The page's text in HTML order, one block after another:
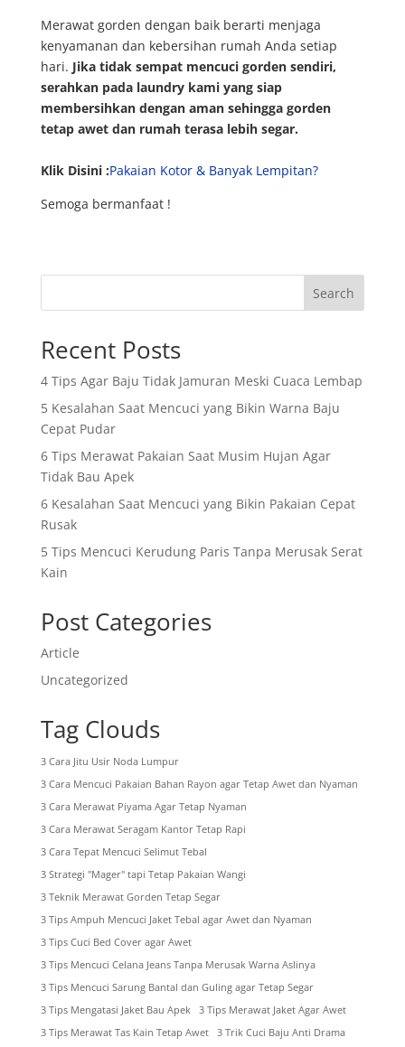
Merawat gorden dengan baik berarti menjaga
kenyamanan dan kebersihan rumah Anda setiap
hari. Jika tidak sempat mencuci gorden sendiri,
serahkan pada laundry kami yang siap
membersihkan dengan aman sehingga gorden
tetap awet dan rumah terasa lebih segar.
Klik Disini :Pakaian Kotor & Banyak Lempitan?
Semoga bermanfaat !
Search
Recent Posts
4 Tips Agar Baju Tidak Jamuran Meski Cuaca Lembap
5 Kesalahan Saat Mencuci yang Bikin Warna Baju
Cepat Pudar
6 Tips Merawat Pakaian Saat Musim Hujan Agar
Tidak Bau Apek
6 Kesalahan Saat Mencuci yang Bikin Pakaian Cepat
Rusak
5 Tips Mencuci Kerudung Paris Tanpa Merusak Serat
Kain
Post Categories
Article
Uncategorized
Tag Clouds
3 Cara Jitu Usir Noda Lumpur
3 Cara Mencuci Pakaian Bahan Rayon agar Tetap Awet dan Nyaman
3 Cara Merawat Piyama Agar Tetap Nyaman
3 Cara Merawat Seragam Kantor Tetap Rapi
3 Cara Tepat Mencuci Selimut Tebal
3 Strategi "Mager" tapi Tetap Pakaian Wangi
3 Teknik Merawat Gorden Tetap Segar
3 Tips Ampuh Mencuci Jaket Tebal agar Awet dan Nyaman
3 Tips Cuci Bed Cover agar Awet
3 Tips Mencuci Celana Jeans Tanpa Merusak Warna Aslinya
3 Tips Mencuci Sarung Bantal dan Guling agar Tetap Segar
3 Tips Mengatasi Jaket Bau Apek
3 Tips Merawat Jaket Agar Awet
3 Tips Merawat Tas Kain Tetap Awet
3 Trik Cuci Baju Anti Drama